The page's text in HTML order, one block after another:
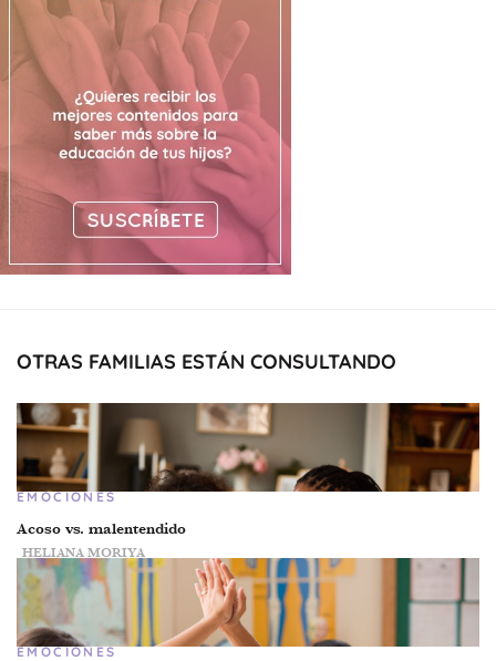
OTRAS FAMILIAS ESTÁN CONSULTANDO
EMOCIONES
Acoso vs. malentendido
HELIANA MORIYA
EMOCIONES